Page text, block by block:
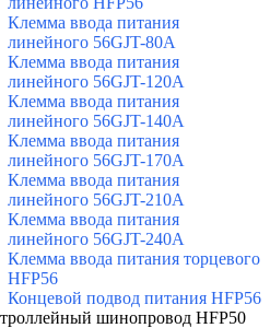
Клемма ввода питания
линейного 56GJT-80A
Клемма ввода питания
линейного 56GJT-120A
Клемма ввода питания
линейного 56GJT-140A
Клемма ввода питания
линейного 56GJT-170A
Клемма ввода питания
линейного 56GJT-210A
Клемма ввода питания
линейного 56GJT-240A
Клемма ввода питания торцевого
HFP56
Концевой подвод питания HFP56
шинопровод HFP50